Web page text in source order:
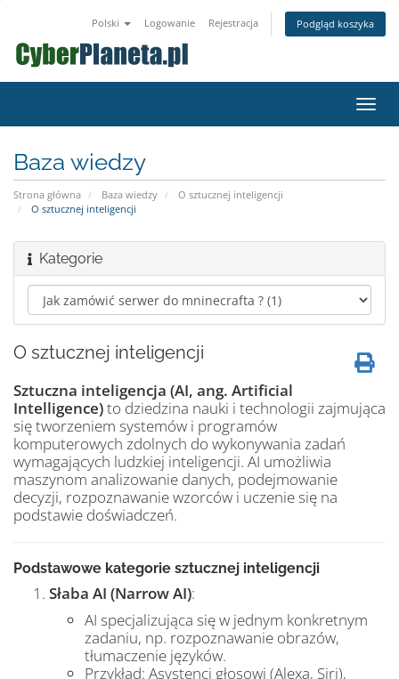
Polski Logowanie Rejestracja Podgląd koszyka
Baza wiedzy
Strona główna Baza wiedzy
O sztucznej inteligencji
O sztucznej inteligencji
Kategorie
O sztucznej inteligencji
Sztuczna inteligencja (AI, ang. Artificial
Intelligence)to dziedzina nauki i technologii zajmująca
się tworzeniem systemów i programów
komputerowych zdolnych do wykonywania zadań
wymagających ludzkiej inteligencji. AI umożliwia
maszynom analizowanie danych, podejmowanie
decyzji, rozpoznawanie wzorców i uczenie się na
podstawie doświadczeń.
Podstawowe kategorie sztucznej inteligencji
Słaba AI (Narrow AI):
AI specjalizująca się w jednym konkretnym
zadaniu, np. rozpoznawanie obrazów,
tłumaczenie języków.
Przykład: Asystenci głosowi (Alexa, Siri),